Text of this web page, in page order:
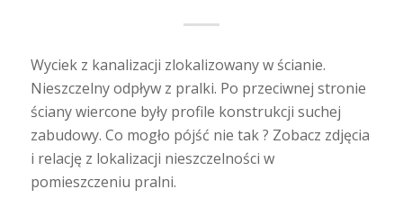
Wyciek z kanalizacji zlokalizowany w ścianie.
Nieszczelny odpływ z pralki. Po przeciwnej stronie
ściany wiercone były profile konstrukcji suchej
zabudowy. Co mogło pójść nie tak ? Zobacz zdjęcia
i relację z lokalizacji nieszczelności w
pomieszczeniu pralni.